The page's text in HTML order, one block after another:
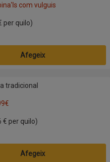
com vulguis
per quilo)
Afegeix
tradicional
€ per quilo)
Afegeix